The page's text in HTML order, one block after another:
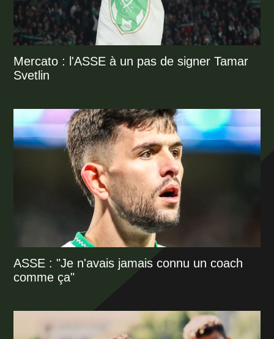
Mercato : l'ASSE à un pas de signer Tamar
Svetlin
ASSE : "Je n'avais jamais connu un coach
comme ça"